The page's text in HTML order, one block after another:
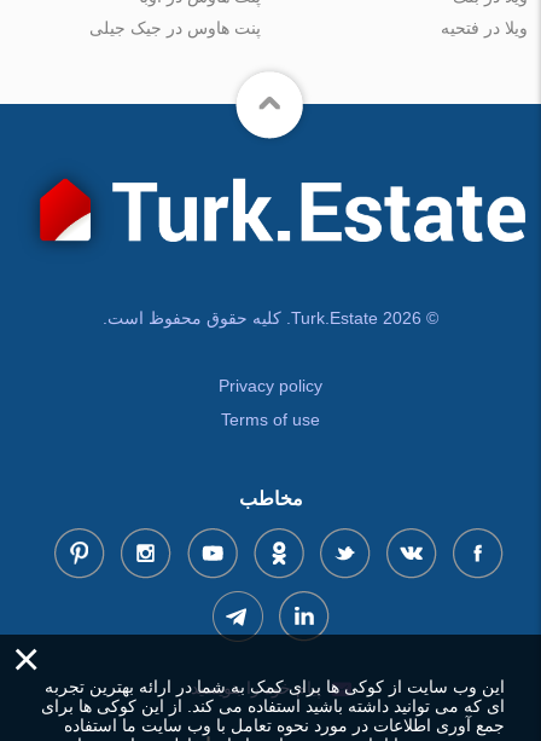
ویلا در فتحیه
پنت هاوس در جیک جیلی
© Turk.Estate 2026. کلیه حقوق محفوظ است.
Privacy policy
Terms of use
مخاطب
پیام خود را بنویسید
×
این وب سایت از کوکی ها برای کمک به شما در ارائه بهترین تجربه
ای که می توانید داشته باشید استفاده می کند. از این کوکی ها برای
جمع آوری اطلاعات در مورد نحوه تعامل با وب سایت ما استفاده